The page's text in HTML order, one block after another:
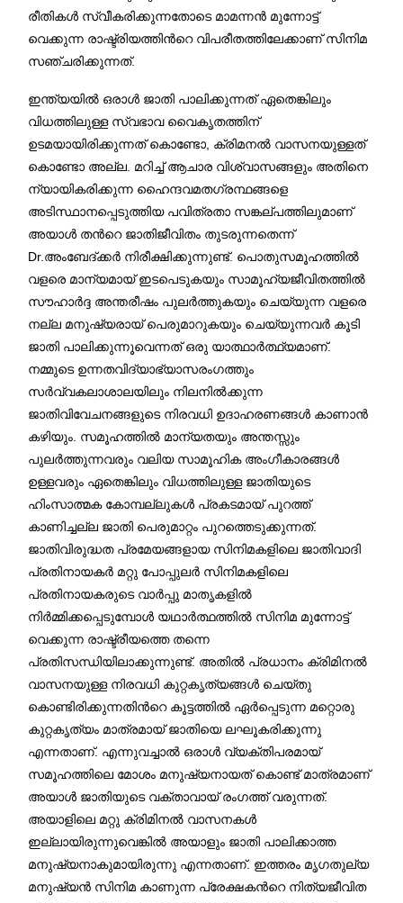
രീതികള്‍ സ്വീകരിക്കുന്നതോടെ മാമന്നന്‍ മുന്നോട്ട്
വെക്കുന്ന രാഷ്ട്രിയത്തിന്‍റെ വിപരീതത്തിലേക്കാണ് സിനിമ
സഞ്ചരിക്കുന്നത്.
ഇന്ത്യയില്‍ ഒരാള്‍ ജാതി പാലിക്കുന്നത് ഏതെങ്കിലും
വിധത്തിലുള്ള സ്വഭാവ വെെകൃതത്തിന്
ഉടമയായിരിക്കുന്നത് കൊണ്ടോ, ക്രിമനല്‍ വാസനയുള്ളത്
കൊണ്ടോ അല്ല. മറിച്ച് ആചാര വിശ്വാസങ്ങളും അതിനെ
ന്യായികരിക്കുന്ന ഹെെന്ദവമതഗ്രന്ഥങ്ങളെ
അടിസ്ഥാനപ്പെടുത്തിയ പവിത്രതാ സങ്കല്പത്തിലുമാണ്
അയാള്‍ തന്‍റെ ജാതിജീവിതം തുടരുന്നതെന്ന്‌
Dr.അംബേദ്ക്കര്‍ നിരീക്ഷിക്കുന്നുണ്ട്. പൊതുസമൂഹത്തില്‍
വളരെ മാന്യമായ് ഇടപെടുകയും സാമൂഹ്യജീവിതത്തില്‍
സൗഹാര്‍ദ്ദ അന്തരീഷം പുലര്‍ത്തുകയും ചെയ്യുന്ന വളരെ
നല്ല മനുഷ്യരായ് പെരുമാറുകയും ചെയ്യുന്നവര്‍ കൂടി
ജാതി പാലിക്കുന്നൂവെന്നത് ഒരു യാത്ഥാര്‍ത്ഥ്യമാണ്.
നമ്മുടെ ഉന്നതവിദ്യാഭ്യാസരംഗത്തും
സര്‍വ്വകലാശാലയിലും നിലനില്‍ക്കുന്ന
ജാതിവിവേചനങ്ങളുടെ നിരവധി ഉദാഹരണങ്ങള്‍ കാണാന്‍
കഴിയും. സമൂഹത്തില്‍ മാന്യതയും അന്തസ്സും
പുലര്‍ത്തുന്നവരും വലിയ സാമൂഹിക അംഗീകാരങ്ങള്‍
ഉള്ളവരും ഏതെങ്കിലും വിധത്തിലുള്ള ജാതിയുടെ
ഹിംസാത്മക കോമ്പല്ലുകള്‍ പ്രകടമായ് പുറത്ത്
കാണിച്ചല്ല ജാതി പെരുമാറ്റം പുറത്തെടുക്കുന്നത്.
ജാതിവിരുദ്ധത പ്രമേയങ്ങളായ സിനിമകളിലെ ജാതിവാദി
പ്രതിനായകര്‍ മറ്റു പോപ്പുലര്‍ സിനിമകളിലെ
പ്രതിനായകരുടെ വാര്‍പ്പു മാതൃകളില്‍
നിര്‍മ്മിക്കപ്പെടുമ്പോള്‍ യഥാര്‍ത്ഥത്തില്‍ സിനിമ മുന്നോട്ട്
വെക്കുന്ന രാഷ്ട്രീയത്തെ തന്നെ
പ്രതിസന്ധിയിലാക്കുന്നുണ്ട്. അതില്‍ പ്രധാനം ക്രിമിനല്‍
വാസനയുള്ള നിരവധി കുറ്റകൃത്യങ്ങള്‍ ചെയ്തു
കൊണ്ടിരിക്കുന്നതിന്‍റെ കൂട്ടത്തില്‍ ഏര്‍പ്പെടുന്ന മറ്റൊരു
കുറ്റകൃത്യം മാത്രമായ് ജാതിയെ ലഘൂകരിക്കുന്നു
എന്നതാണ്. എന്നുവച്ചാല്‍ ഒരാള്‍ വ്യക്തിപരമായ്
സമൂഹത്തിലെ മോശം മനുഷ്യനായത് കൊണ്ട് മാത്രമാണ്
അയാള്‍ ജാതിയുടെ വക്താവായ് രംഗത്ത് വരുന്നത്.
അയാളിലെ മറ്റു ക്രിമിനല്‍ വാസനകള്‍
ഇല്ലായിരുന്നുവെങ്കില്‍ അയാളും ജാതി പാലിക്കാത്ത
മനുഷ്യനാകുമായിരുന്നു എന്നതാണ്‌. ഇത്തരം മൃഗതുല്യ
മനുഷ്യന്‍ സിനിമ കാണുന്ന പ്രേക്ഷകന്‍റെ നിത്യജീവിത